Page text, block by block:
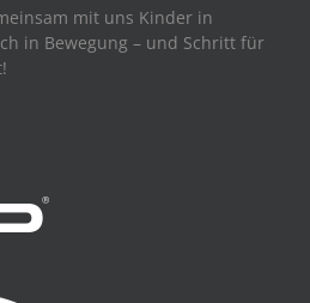
mit uns Kinder in
in Bewegung – und Schritt für